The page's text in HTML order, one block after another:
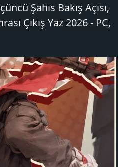
Şahıs Bakış Açısı,
Çıkış Yaz 2026 - PC,